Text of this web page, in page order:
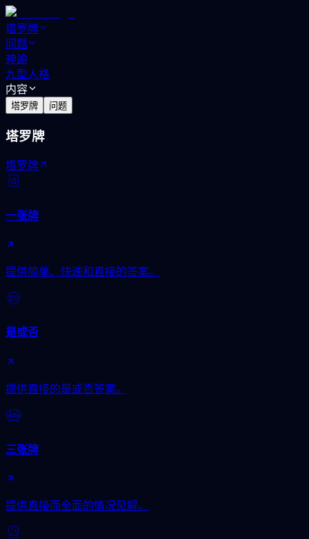
塔罗牌
问题
神谕
九型人格
内容
塔罗牌 问题
塔罗牌
塔罗牌
一张牌
提供简单、快速和直接的答案。
是或否
提供直接的是或否答案。
三张牌
提供直接而全面的情况见解。